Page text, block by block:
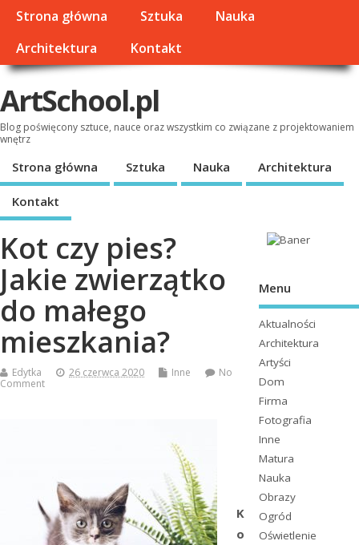
Strona główna Sztuka
Nauka
Architektura
Kontakt
ArtSchool.pl
Blog poświęcony sztuce, nauce oraz wszystkim co związane z projektowaniem
wnętrz
Strona główna Sztuka Nauka Architektura
Kontakt
Kot czy pies?
Jakie zwierzątko
do małego
mieszkania?
Edytka 26 czerwca 2020 Inne
No
Comment
K
o
Menu
Aktualności
Architektura
Artyści
Dom
Firma
Fotografia
Inne
Matura
Nauka
Obrazy
Ogród
Oświetlenie